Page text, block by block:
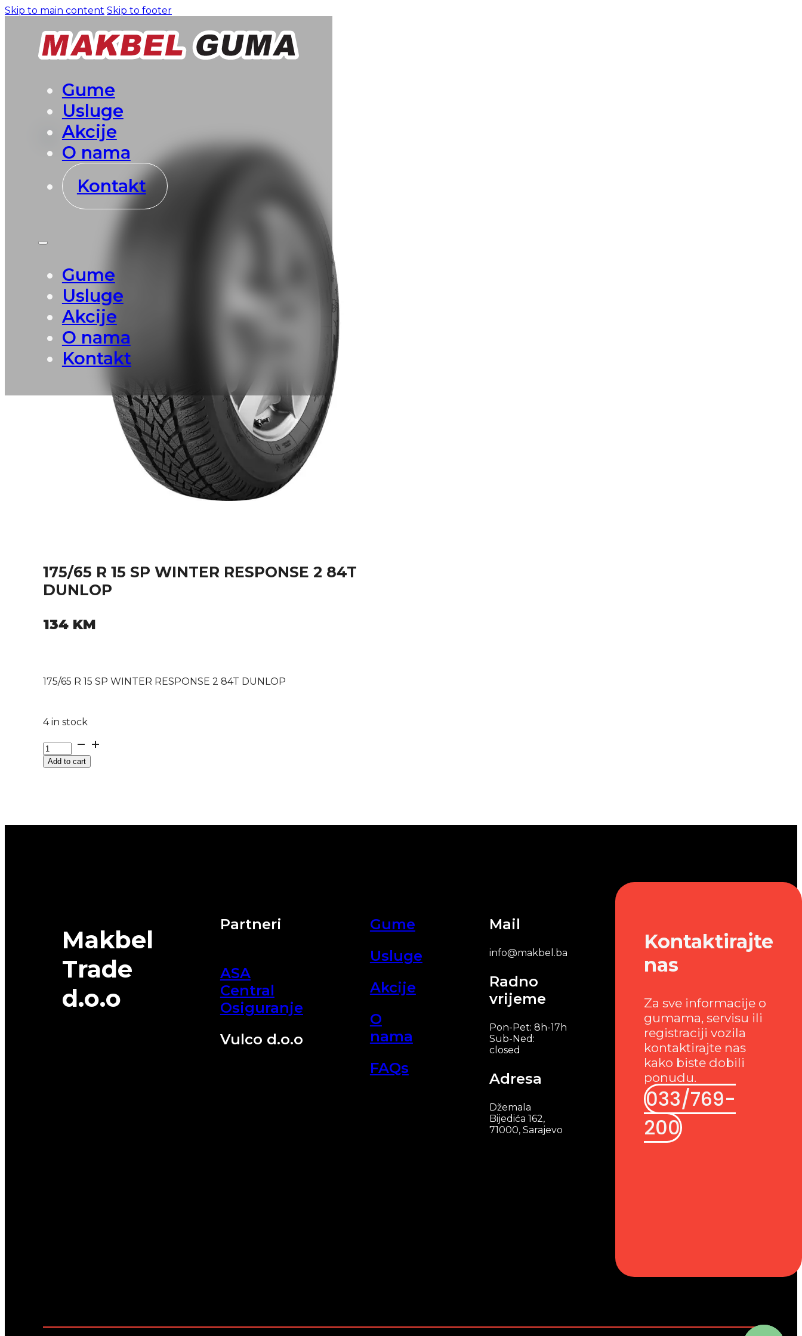
Skip to main content Skip to footer
Gume
Usluge
Akcije
O nama
Kontakt
Gume
Usluge
Akcije
O nama
Kontakt
175/65 R 15 SP WINTER RESPONSE 2 84T
DUNLOP
134 KM
175/65 R 15 SP WINTER RESPONSE 2 84T DUNLOP
4 in stock
175/65
R
15Add to cart
Makbel
Trade
d.o.o
Partneri
ASA
Central
Osiguranje
Vulco d.o.o
Gume
Usluge
Akcije
O
nama
FAQs
Mail
info@makbel.ba
Radno
vrijeme
Pon-Pet: 8h-17h
Sub-Ned:
closed
Adresa
Džemala
Bijedića 162,
71000, Sarajevo
Kontaktirajte
nas
Za sve informacije o
gumama, servisu ili
registraciji vozila
kontaktirajte nas
kako biste dobili
ponudu.
033/769-
200